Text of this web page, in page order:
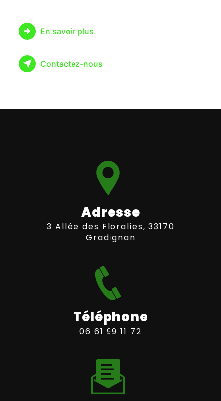
En savoir plus
Contactez-nous
Adresse
3 Allée des Floralies, 33170
Gradignan
Téléphone
06 61 99 11 72